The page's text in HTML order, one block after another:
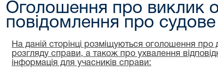
Оголошення про виклик
повідомлення про
На даній сторінці розміщуються оголошення про
розгляду справи, а також про ухвалення
інформація для учасників справи: